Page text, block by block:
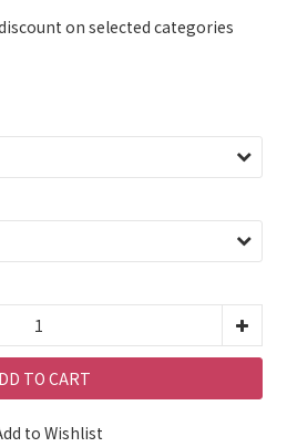
on selected categories
TO CART
to Wishlist